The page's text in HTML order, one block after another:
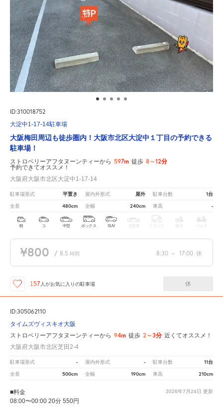
ID:310018752
大淀中1-17-14駐車場
大阪梅田周辺も徒歩圏内！大阪市北区大淀中１丁目の予約できる
駐車場！
ストロベリーアフタヌーンティーから 597m 徒歩 8～12分
予約できてオススメ！
大阪府大阪市北区大淀中1-17-14
駐車場形式 平置き 屋内外形式 屋外 駐車台数 1台
全長 480cm 全幅 240cm 車高 -
軽 コ 中型 ボックス SUV 大型車 トラック 原付 バイク
¥800 / 8.5 時間 8:30 ～ 17:00 休
157 人がお気に入りの駐車場 休
ID:305062110
タイムズヴィスキオ大阪
ストロベリーアフタヌーンティーから 94m 徒歩 2～3分 近くてオススメ！
大阪府大阪市北区芝田2-4
駐車場形式 - 屋内外形式 - 駐車台数 11台
全長 500cm 全幅 190cm 車高 210cm
2026年7月24日 更新
■料金
08:00〜00:00 20分 550円